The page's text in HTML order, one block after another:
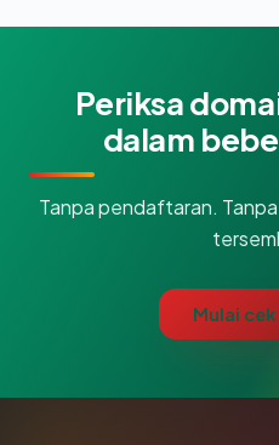
Periksa
dalam
Tanpa pendaftaran.
Mulai